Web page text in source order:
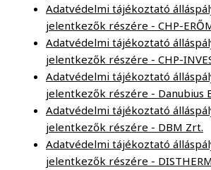
Adatvédelmi tájékoztató
jelentkezők részére - CHP-
Adatvédelmi tájékoztató
jelentkezők részére - CHP-
Adatvédelmi tájékoztató
jelentkezők részére - Danubius
Adatvédelmi tájékoztató
jelentkezők részére - DBM Zrt.
Adatvédelmi tájékoztató
jelentkezők részére -